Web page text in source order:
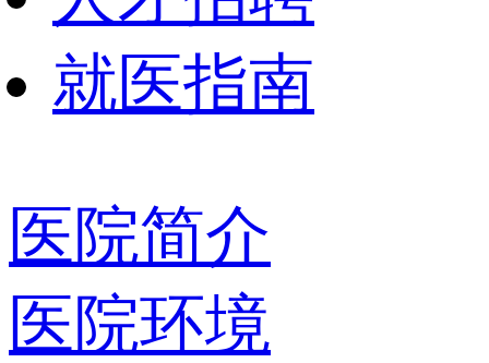
就医指南
医院简介
医院环境